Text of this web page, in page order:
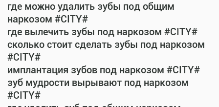
где можно удалить зубы под общим
наркозом #CITY#
где вылечить зубы под наркозом #CITY#
сколько стоит сделать зубы под наркозом
#CITY#
имплантация зубов под наркозом #CITY#
зуб мудрости вырывают под наркозом
#CITY#